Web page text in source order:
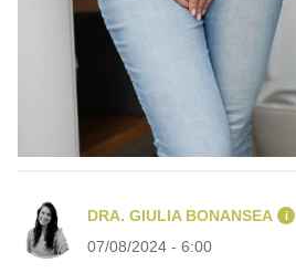
DRA. GIULIA BONANSEA i
07/08/2024 - 6:00